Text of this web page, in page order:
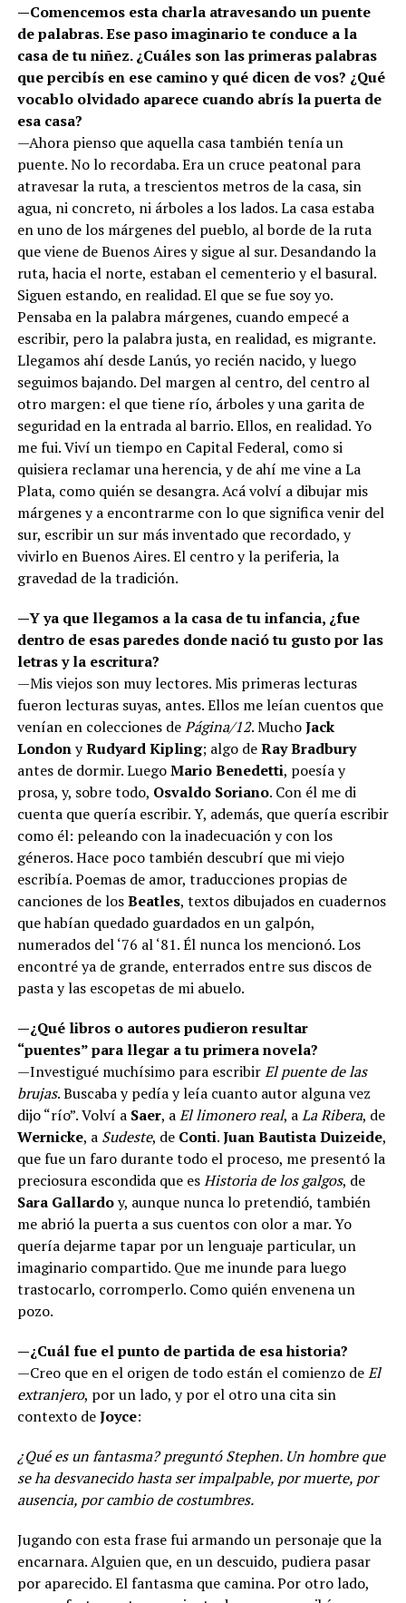
—Comencemos esta charla atravesando un puente
de palabras. Ese paso imaginario te conduce a la
casa de tu niñez. ¿Cuáles son las primeras palabras
que percibís en ese camino y qué dicen de vos? ¿Qué
vocablo olvidado aparece cuando abrís la puerta de
esa casa?
—Ahora pienso que aquella casa también tenía un
puente. No lo recordaba. Era un cruce peatonal para
atravesar la ruta, a trescientos metros de la casa, sin
agua, ni concreto, ni árboles a los lados. La casa estaba
en uno de los márgenes del pueblo, al borde de la ruta
que viene de Buenos Aires y sigue al sur. Desandando la
ruta, hacia el norte, estaban el cementerio y el basural.
Siguen estando, en realidad. El que se fue soy yo.
Pensaba en la palabra márgenes, cuando empecé a
escribir, pero la palabra justa, en realidad, es migrante.
Llegamos ahí desde Lanús, yo recién nacido, y luego
seguimos bajando. Del margen al centro, del centro al
otro margen: el que tiene río, árboles y una garita de
seguridad en la entrada al barrio. Ellos, en realidad. Yo
me fui. Viví un tiempo en Capital Federal, como si
quisiera reclamar una herencia, y de ahí me vine a La
Plata, como quién se desangra. Acá volví a dibujar mis
márgenes y a encontrarme con lo que significa venir del
sur, escribir un sur más inventado que recordado, y
vivirlo en Buenos Aires. El centro y la periferia, la
gravedad de la tradición.
—Y ya que llegamos a la casa de tu infancia, ¿fue
dentro de esas paredes donde nació tu gusto por las
letras y la escritura?
—Mis viejos son muy lectores. Mis primeras lecturas
fueron lecturas suyas, antes. Ellos me leían cuentos que
venían en colecciones dePágina/12. MuchoJack
LondonyRudyard Kipling; algo deRay Bradbury
antes de dormir. LuegoMario Benedetti, poesía y
prosa, y, sobre todo, Osvaldo Soriano. Con él me di
cuenta que quería escribir. Y, además, que quería escribir
como él: peleando con la inadecuación y con los
géneros. Hace poco también descubrí que mi viejo
escribía. Poemas de amor, traducciones propias de
canciones de losBeatles, textos dibujados en cuadernos
que habían quedado guardados en un galpón,
numerados del ‘76 al ‘81. Él nunca los mencionó. Los
encontré ya de grande, enterrados entre sus discos de
pasta y las escopetas de mi abuelo.
—¿Qué libros o autores pudieron resultar
“puentes” para llegar a tu primera novela?
—Investigué muchísimo para escribirEl puente de las
brujas. Buscaba y pedía y leía cuanto autor alguna vez
dijo “río”. Volví a Saer, aEl limonero real, aLa Ribera, de
Wernicke, a Sudeste, de Conti.Juan Bautista Duizeide,
que fue un faro durante todo el proceso, me presentó la
preciosura escondida que esHistoria de los galgos, de
Sara Gallardoy, aunque nunca lo pretendió, también
me abrió la puerta a sus cuentos con olor a mar. Yo
quería dejarme tapar por un lenguaje particular, un
imaginario compartido. Que me inunde para luego
trastocarlo, corromperlo. Como quién envenena un
pozo.
—¿Cuál fue el punto de partida de esa historia?
—Creo que en el origen de todo están el comienzo deEl
extranjero, por un lado, y por el otro una cita sin
contexto deJoyce:
¿Qué es un fantasma? preguntó Stephen. Un hombre que
se ha desvanecido hasta ser impalpable, por muerte, por
ausencia, por cambio de costumbres.
Jugando con esta frase fui armando un personaje que la
encarnara. Alguien que, en un descuido, pudiera pasar
por aparecido. El fantasma que camina. Por otro lado,